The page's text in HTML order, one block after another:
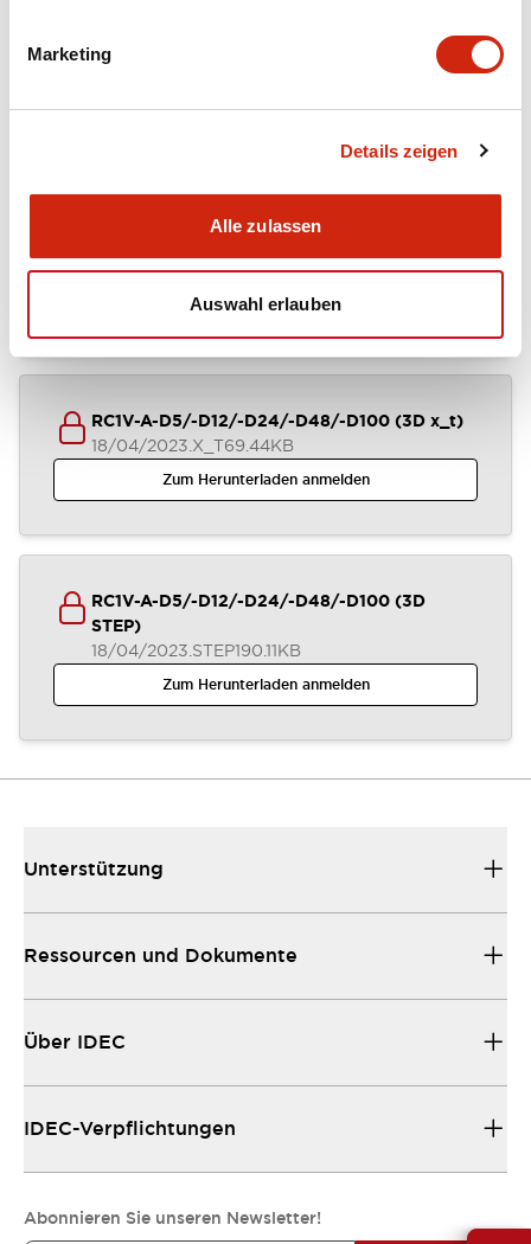
Marketing
Details zeigen
Alle zulassen
Auswahl erlauben
RC1V-A-D (2D DXF)
18/04/2023.IGS425.78KB
Zum Herunterladen anmelden
RC1V-A-D5/-D12/-D24/-D48/-D100 (3D x_t)
18/04/2023.X_T69.44KB
Zum Herunterladen anmelden
RC1V-A-D5/-D12/-D24/-D48/-D100 (3D
STEP)
18/04/2023.STEP190.11KB
Zum Herunterladen anmelden
Unterstützung
Ressourcen und Dokumente
Über IDEC
IDEC-Verpflichtungen
Abonnieren Sie unseren Newsletter!